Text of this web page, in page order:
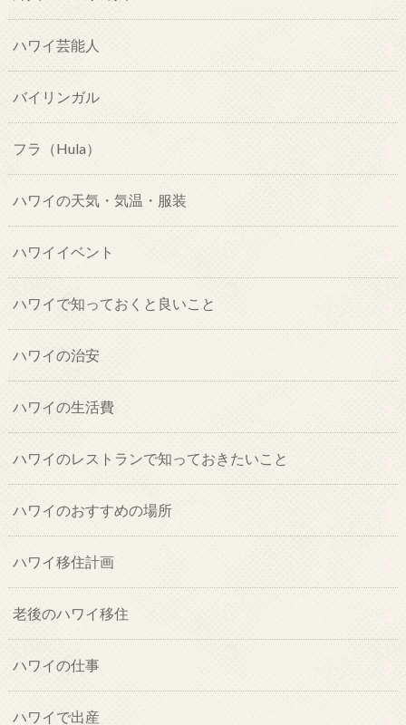
ハワイ芸能人
バイリンガル
フラ（Hula）
ハワイの天気・気温・服装
ハワイイベント
ハワイで知っておくと良いこと
ハワイの治安
ハワイの生活費
ハワイのレストランで知っておきたいこと
ハワイのおすすめの場所
ハワイ移住計画
老後のハワイ移住
ハワイの仕事
ハワイで出産